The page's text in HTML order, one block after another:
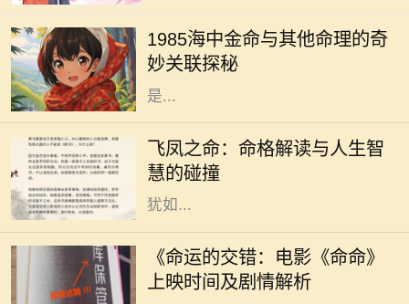
1985海中金命与其他命理的奇
妙关联探秘
运都受到出生年份、月份、日子和时
辰的影响。1985年出生的人，被称为
“海中金”。这一命理的特征，指的
是...
飞凤之命：命格解读与人生智
慧的碰撞
在中国传统命理学中，飞凤之命是一
种独特而珍贵的命格。它象征着高
贵、优雅与灵动，常被视为一种幸运
和祝福的象征。命格中蕴含的飞凤，
犹如...
《命运的交错：电影《命命》
上映时间及剧情解析
随着电影市场的蓬勃发展，越来越多
的电影作品吸引了观众的目光。其
中，备受期待的《命命》即将于近日
上映，这部充满悬念与情感的电影将